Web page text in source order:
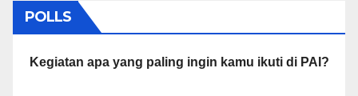
POLLS
Kegiatan apa yang paling ingin kamu ikuti di PAI?